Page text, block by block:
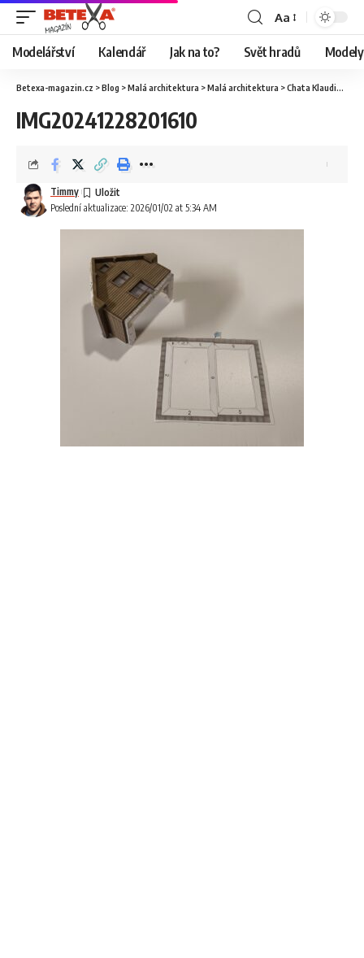
Aa
Modelářství Kalendář Jak na to? Svět hradů
Betexa-magazin.cz >Blog >Malá architektura >Malá architektura >Chata Klaudia, Vyšné Ružbachy, 24h
IMG20241228201610
Poslední aktualizace: 2026/01/02 at 5:34 AM
Timmy